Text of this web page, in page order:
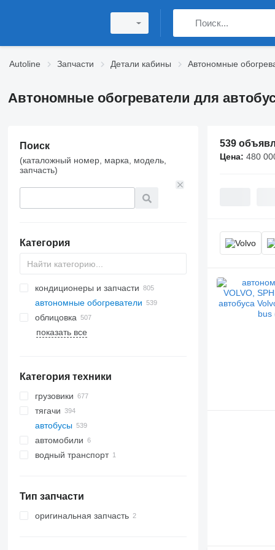
Autoline Запчасти Детали кабины Автономные
Автономные обогреватели для
Поиск
(каталожный номер, марка, модель,
запчасть)
Категория
кондиционеры и запчасти
радиаторы кондиционера
шланги кондиционера
компрессоры кондиционера
другие запчасти кондиционера
автономные обогреватели
облицовка
боковые стекла
панорамные крыши
показать все
Категория техники
грузовики
тягачи
автобусы
автомобили
водный транспорт
Тип запчасти
оригинальная запчасть
539
Цена: 480